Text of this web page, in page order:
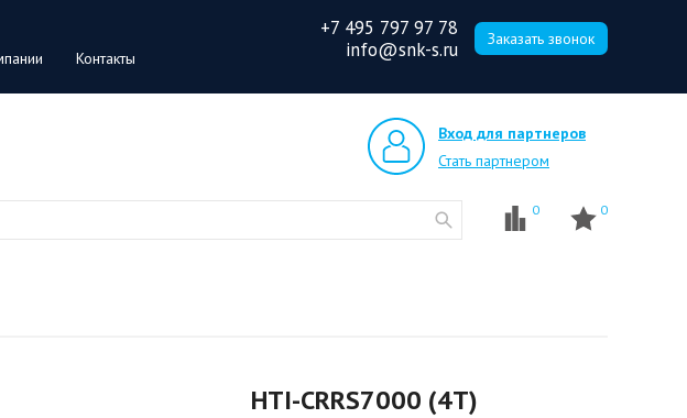
Контакты
+7 495 797 97 78
info@snk-s.ru
Заказать звонок
Вход для партнеров
Стать партнером
0 0
HTI-CRRS7000 (4T)